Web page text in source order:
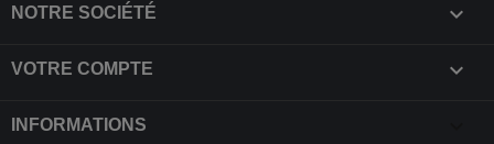
NOTRE SOCIÉTÉ 
VOTRE COMPTE 
INFORMATIONS